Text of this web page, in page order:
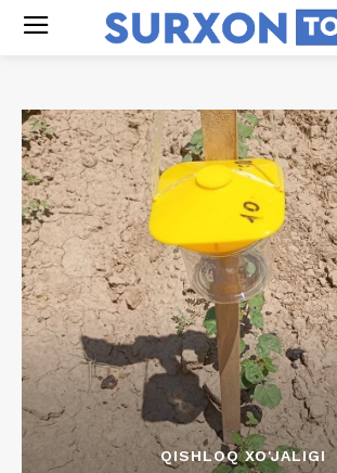
QISHLOQ XO'JALIGI